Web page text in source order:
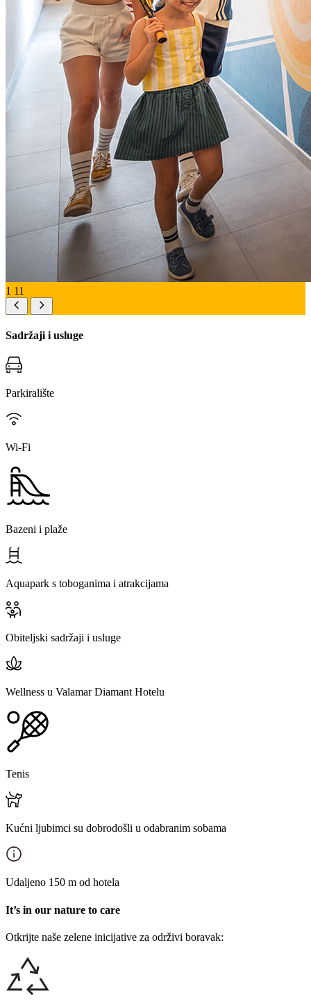
1 11
Sadržaji i usluge
Parkiralište
Wi-Fi
Bazeni i plaže
Aquapark s toboganima i atrakcijama
Obiteljski sadržaji i usluge
Wellness u Valamar Diamant Hotelu
Tenis
Kućni ljubimci su dobrodošli u odabranim sobama
Udaljeno 150 m od hotela
It’s in our nature to care
Otkrijte naše zelene inicijative za održivi boravak: